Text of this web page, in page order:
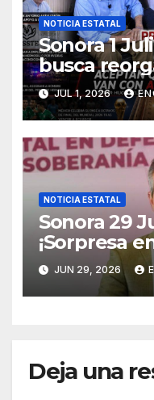
NOTICIA ESTATAL
Sonora 1
busca
fortalecer
opositora
Sonora
JUL 1, 2026
NOTICIA ESTATAL
Sonora 29
¡Sorpresa
rumbo a
entra de
carrera en
JUN 29, 2026
Deja una